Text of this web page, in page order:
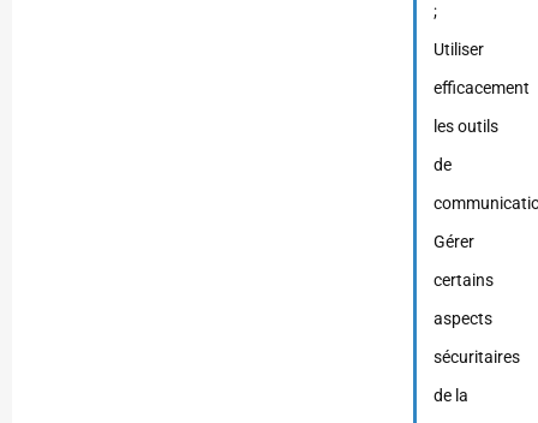
;
Utiliser
efficacement
les outils
de
Gérer
certains
aspects
sécuritaires
de la